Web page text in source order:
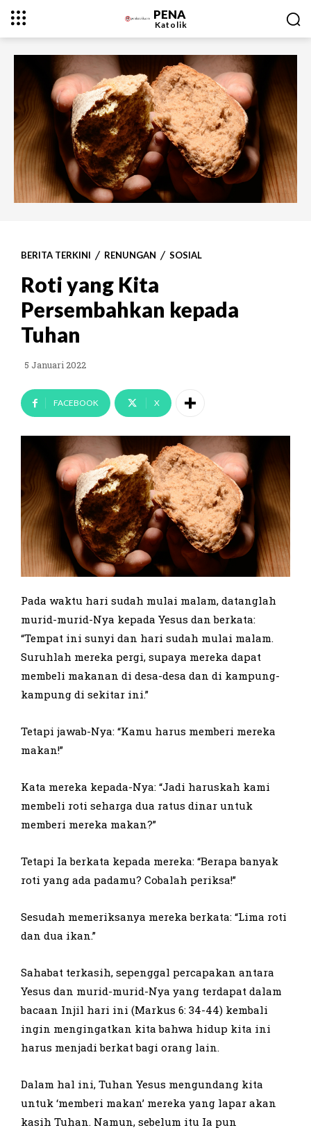
PENA
Katolik
BERITA TERKINI RENUNGAN SOSIAL
Roti yang Kita
Persembahkan kepada
Tuhan
5 Januari 2022
FACEBOOK X
Pada waktu hari sudah mulai malam, datanglah
murid-murid-Nya kepada Yesus dan berkata:
“Tempat ini sunyi dan hari sudah mulai malam.
Suruhlah mereka pergi, supaya mereka dapat
membeli makanan di desa-desa dan di kampung-
kampung di sekitar ini.”
Tetapi jawab-Nya: “Kamu harus memberi mereka
makan!”
Kata mereka kepada-Nya: “Jadi haruskah kami
membeli roti seharga dua ratus dinar untuk
memberi mereka makan?”
Tetapi Ia berkata kepada mereka: “Berapa banyak
roti yang ada padamu? Cobalah periksa!”
Sesudah memeriksanya mereka berkata: “Lima roti
dan dua ikan.”
Sahabat terkasih, sepenggal percapakan antara
Yesus dan murid-murid-Nya yang terdapat dalam
bacaan Injil hari ini (Markus 6: 34-44) kembali
ingin mengingatkan kita bahwa hidup kita ini
harus menjadi berkat bagi orang lain.
Dalam hal ini, Tuhan Yesus mengundang kita
untuk ‘memberi makan’ mereka yang lapar akan
kasih Tuhan. Namun, sebelum itu Ia pun